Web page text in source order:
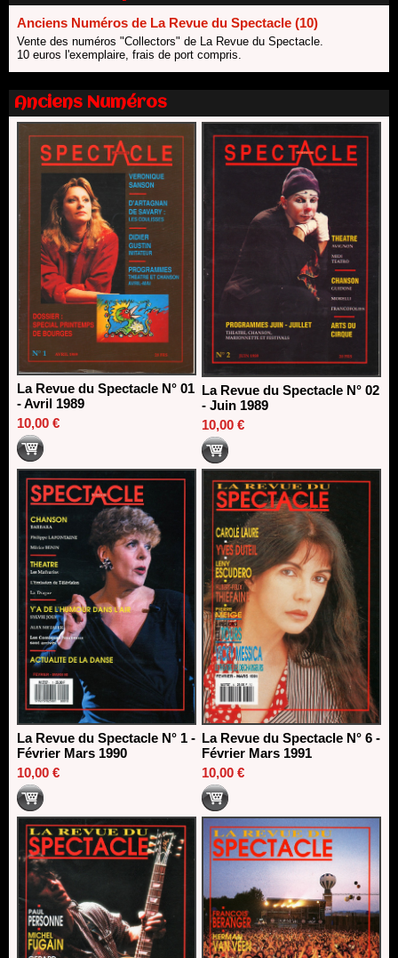
18/06/2026
Les 10 lauréats du Fonds Grandes Formes Théâtre 2026
SACD
13/06/2026
Nomination de Nathalie Garraud et Olivier Saccomano à la
direction du Théâtre de Gennevilliers - CDN
Dispositif SACD Auteurs d'espaces : les lauréats 2026
18/03/2026
Anciens Numéros de La Revue du Spectacle (10)
Vente des numéros "Collectors" de La Revue du Spectacle.
10 euros l'exemplaire, frais de port compris.
Anciens Numéros
La Revue du Spectacle N° 01
- Avril 1989
10,00 €
La Revue du Spectacle N° 02
- Juin 1989
10,00 €
La Revue du Spectacle N° 1 -
Février Mars 1990
10,00 €
La Revue du Spectacle N° 6 -
Février Mars 1991
10,00 €